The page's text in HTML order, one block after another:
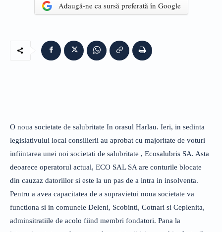
Adaugă-ne ca sursă preferată în Google
O noua societate de salubritate In orasul Harlau. Ieri, in sedinta
legislativului local consilierii au aprobat cu majoritate de voturi
infiintarea unei noi societati de salubritate , Ecosalubris SA. Asta
deoarece operatorul actual, ECO SAL SA are conturile blocate
din cauzaz datoriilor si este la un pas de a intra in insolventa.
Pentru a avea capacitatea de a supravietui noua societate va
functiona si in comunele Deleni, Scobinti, Cotnari si Ceplenita,
adminsitratiile de acolo fiind membri fondatori. Pana la